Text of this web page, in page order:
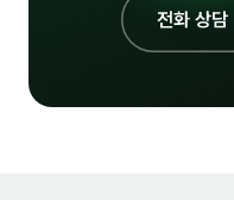
전화 상